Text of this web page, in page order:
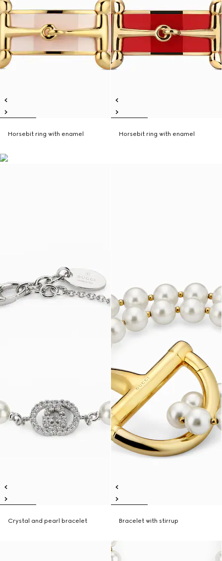
Horsebit ring with enamel Horsebit ring with enamel
Crystal and pearl bracelet Bracelet with stirrup